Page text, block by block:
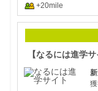
+20mile
【なるには進学